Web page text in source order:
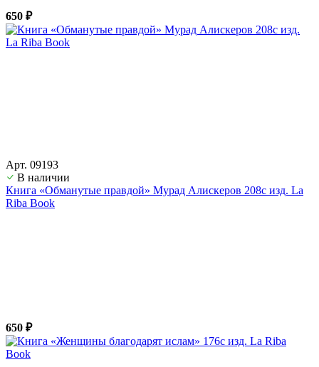
650 ₽
Арт. 09193
В наличии
Книга «Обманутые правдой» Мурад Алискеров 208с изд. La
Riba Book
650 ₽